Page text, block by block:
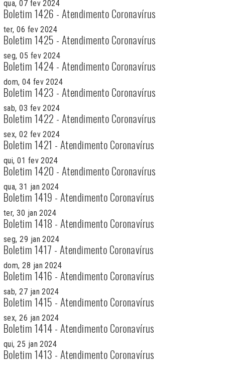
qua, 07 fev 2024
Boletim 1426 - Atendimento Coronavírus
ter, 06 fev 2024
Boletim 1425 - Atendimento Coronavírus
seg, 05 fev 2024
Boletim 1424 - Atendimento Coronavírus
dom, 04 fev 2024
Boletim 1423 - Atendimento Coronavírus
sab, 03 fev 2024
Boletim 1422 - Atendimento Coronavírus
sex, 02 fev 2024
Boletim 1421 - Atendimento Coronavírus
qui, 01 fev 2024
Boletim 1420 - Atendimento Coronavírus
qua, 31 jan 2024
Boletim 1419 - Atendimento Coronavírus
ter, 30 jan 2024
Boletim 1418 - Atendimento Coronavírus
seg, 29 jan 2024
Boletim 1417 - Atendimento Coronavírus
dom, 28 jan 2024
Boletim 1416 - Atendimento Coronavírus
sab, 27 jan 2024
Boletim 1415 - Atendimento Coronavírus
sex, 26 jan 2024
Boletim 1414 - Atendimento Coronavírus
qui, 25 jan 2024
Boletim 1413 - Atendimento Coronavírus